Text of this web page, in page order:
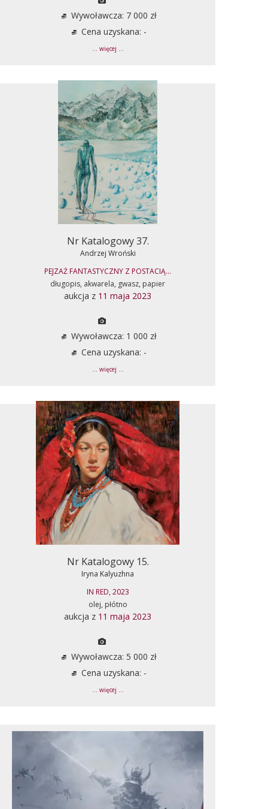
Wywoławcza: 7 000 zł
Cena uzyskana: -
... więcej ...
Nr Katalogowy 37.
Andrzej Wroński
PEJZAŻ FANTASTYCZNY Z POSTACIĄ...
długopis, akwarela, gwasz, papier
aukcja z 11 maja 2023
Wywoławcza: 1 000 zł
Cena uzyskana: -
... więcej ...
Nr Katalogowy 15.
Iryna Kalyuzhna
IN RED, 2023
olej, płótno
aukcja z 11 maja 2023
Wywoławcza: 5 000 zł
Cena uzyskana: -
... więcej ...